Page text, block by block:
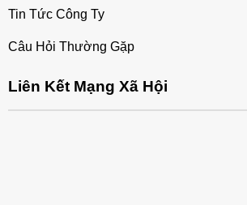
Tin Tức Công Ty
Câu Hỏi Thường Gặp
Liên Kết Mạng Xã Hội